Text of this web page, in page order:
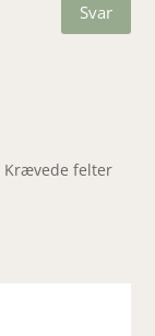
Svar
Krævede felter